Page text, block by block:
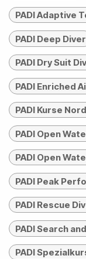
PADI Adaptive
PADI Deep Diver
PADI Dry Suit
PADI Enriched
PADI Kurse
PADI Open
PADI Open
PADI Peak
PADI Rescue
PADI Search
PADI